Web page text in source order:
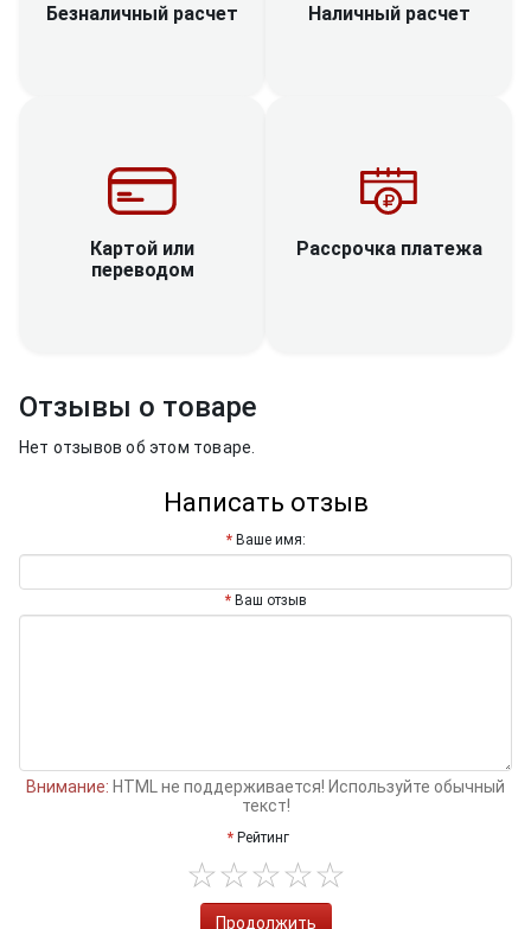
Безналичный расчет Наличный расчет
Картой или
переводом
Рассрочка платежа
Отзывы о товаре
Нет отзывов об этом товаре.
Написать отзыв
Ваше имя:
Ваш отзыв
Внимание: HTML не поддерживается! Используйте обычный
текст!
Рейтинг
Продолжить